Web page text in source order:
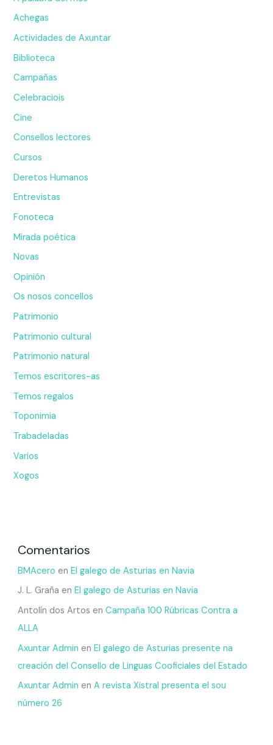
Achegas
Actividades de Axuntar
Biblioteca
Campañas
Celebraciois
Cine
Consellos lectores
Cursos
Deretos Humanos
Entrevistas
Fonoteca
Mirada poética
Novas
Opinión
Os nosos concellos
Patrimonio
Patrimonio cultural
Patrimonio natural
Temos escritores-as
Temos regalos
Toponimia
Trabadeladas
Varios
Xogos
Comentarios
BMAcero en El galego de Asturias en Navia
J. L. Graña en El galego de Asturias en Navia
Antolín dos Artos en Campaña 100 Rúbricas Contra a
ALLA
Axuntar Admin en El galego de Asturias presente na
creación del Consello de Linguas Cooficiales del Estado
Axuntar Admin en A revista Xistral presenta el sou
número 26